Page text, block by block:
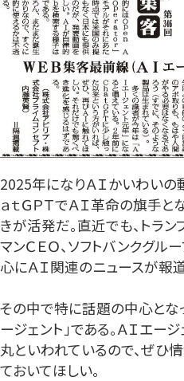
2025年になりＡＩかいわいの
ａｔＧＰＴでＡＩ革命の旗手と
きが活発だ。直近でも、トラン
マンＣＥＯ、ソフトバンクグ
心にＡＩ関連のニュースが報
その中で特に話題の中心とな
ージェント」である。ＡＩエー
丸といわれているので、ぜひ
ておいてほしい。